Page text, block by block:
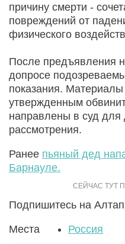
причину смерти -
повреждений от
физического
После предъявления
допросе
показания. Материалы
утвержденным
направлены в суд для
рассмотрения.
Ранее пьяный дед
Барнауле.
Подпишитесь на
Места Россия